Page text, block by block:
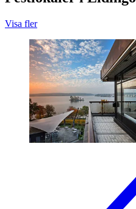
Visa fler